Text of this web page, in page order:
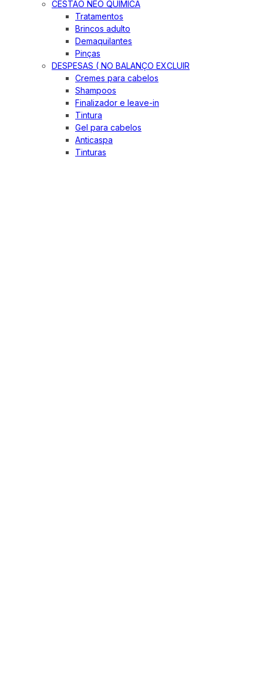
CESTÃO NEO QUIMICA
Tratamentos
Brincos adulto
Demaquilantes
Pinças
DESPESAS ( NO BALANÇO EXCLUIR
Cremes para cabelos
Shampoos
Finalizador e leave-in
Tintura
Gel para cabelos
Anticaspa
Tinturas